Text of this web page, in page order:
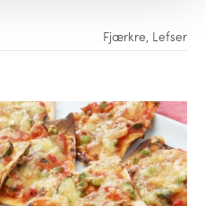
Fjærkre, Lefser